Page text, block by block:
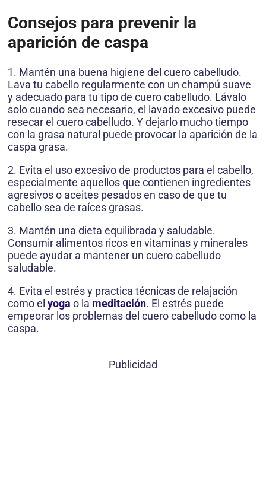
Consejos para prevenir la
aparición de caspa
1. Mantén una buena higiene del cuero cabelludo.
Lava tu cabello regularmente con un champú suave
y adecuado para tu tipo de cuero cabelludo. Lávalo
solo cuando sea necesario, el lavado excesivo puede
resecar el cuero cabelludo. Y dejarlo mucho tiempo
con la grasa natural puede provocar la aparición de la
caspa grasa.
2. Evita el uso excesivo de productos para el cabello,
especialmente aquellos que contienen ingredientes
agresivos o aceites pesados en caso de que tu
cabello sea de raíces grasas.
3. Mantén una dieta equilibrada y saludable.
Consumir alimentos ricos en vitaminas y minerales
puede ayudar a mantener un cuero cabelludo
saludable.
4. Evita el estrés y practica técnicas de relajación
como el yoga o la meditación. El estrés puede
empeorar los problemas del cuero cabelludo como la
caspa.
Publicidad